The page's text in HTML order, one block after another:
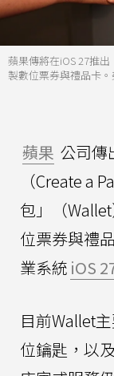
蘋果傳將在iOS 27推
製數位票券與禮品卡
蘋果 公司傳
（Create a
包」（
位票券與禮
業系統 iOS
目前Wallet
位鑰匙，以